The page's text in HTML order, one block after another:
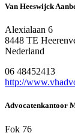
Van Heeswijck
Alexialaan 6
8448 TE
Nederland
06 48452413
http://
Advocatenkantoor
Fok 76